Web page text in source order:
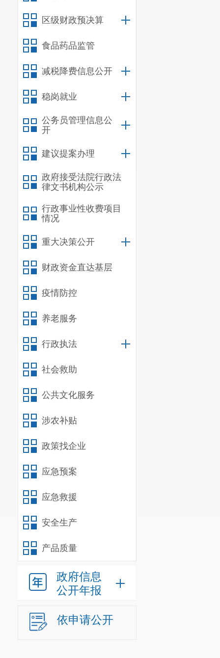
区级财政预决算
食品药品监管
减税降费信息公开
稳岗就业
公务员管理信息公
开
建议提案办理
政府接受法院行政法
律文书机构公示
行政事业性收费项目
情况
重大决策公开
财政资金直达基层
疫情防控
养老服务
行政执法
社会救助
公共文化服务
涉农补贴
政策找企业
应急预案
应急救援
安全生产
产品质量
政府信息
公开年报
依申请公开